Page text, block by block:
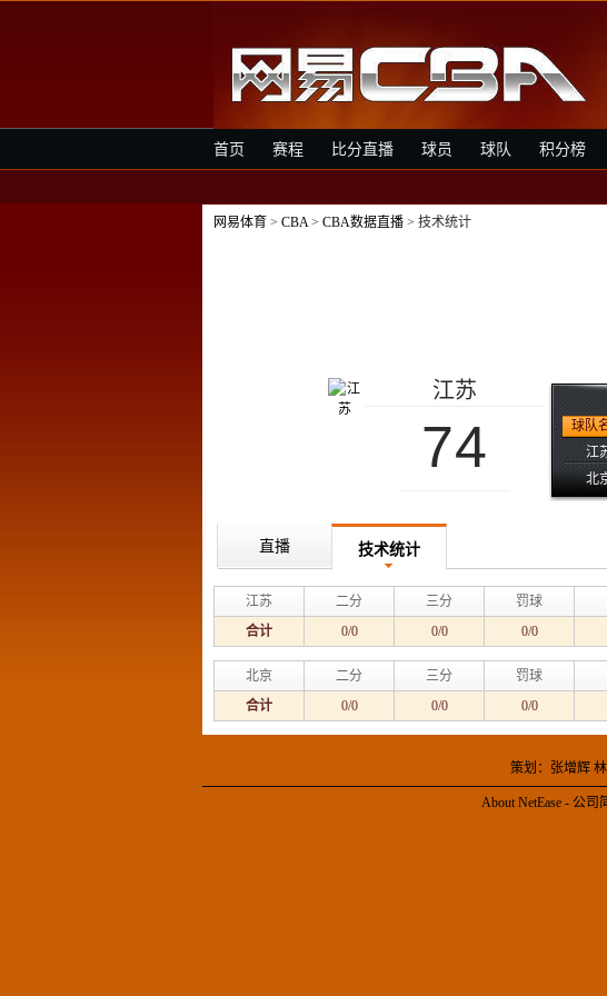
首页 赛程 比分直播 球员 球队 积分榜
网易体育 > CBA> CBA数据直播 > 技术统计
江苏
74
球队
江
北
直播 技术统计
江苏 二分 三分 罚球
合计
0/0 0/0 0/0
北京 二分 三分 罚球
合计
0/0 0/0 0/0
策划：张增辉
About NetEase - 公司